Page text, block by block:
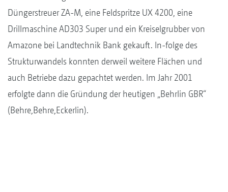
Düngerstreuer ZA-M, eine Feldspritze UX 4200, eine
Drillmaschine AD303 Super und ein Kreiselgrubber von
Amazone bei Landtechnik Bank gekauft. In-folge des
Strukturwandels konnten derweil weitere Flächen und
auch Betriebe dazu gepachtet werden. Im Jahr 2001
erfolgte dann die Gründung der heutigen „Behrlin GBR“
(Behre,Behre,Eckerlin).